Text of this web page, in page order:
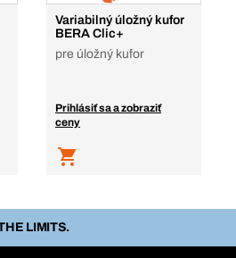
Variabilný úložný kufor
BERA Clic+
pre úložný kufor
Prihlásiť sa a zobraziť
ceny
LIMITS.